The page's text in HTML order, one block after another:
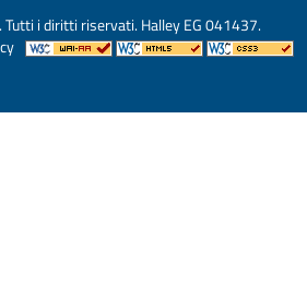
i diritti riservati. Halley EG 041437.